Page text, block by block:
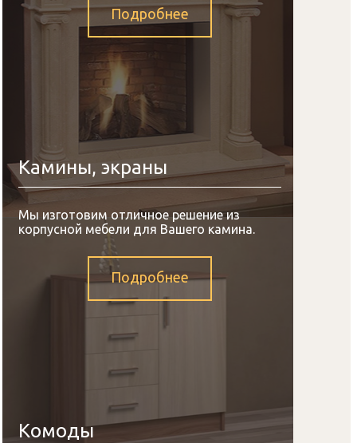
Подробнее
Камины, экраны
Мы изготовим отличное решение из
корпусной мебели для Вашего камина.
Подробнее
Комоды